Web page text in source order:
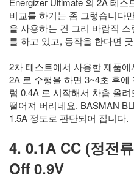
비교를 하기는 좀 그렇습니다
을 사용하는 건 그리 바람직
를 하고 있고, 동작을 한다면
2차 테스트에서 사용한 제품
2A 로 수행을 하면 3~4초 후
럼 0.4A 로 시작해서 차츰 올
떨어져 버리네요. BASMAN
1.5A 정도로 판단되어 집니다.
4. 0.1A CC (정전
Off 0.9V